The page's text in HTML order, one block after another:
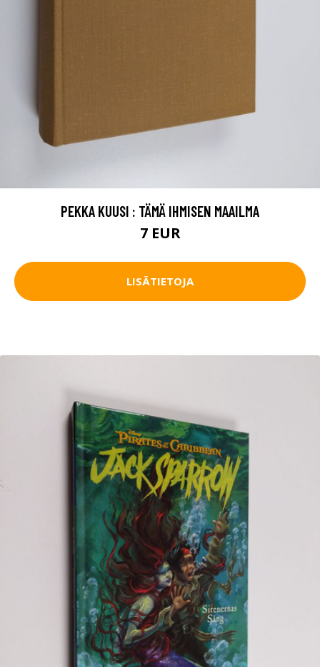
PEKKA KUUSI : TÄMÄ IHMISEN MAAILMA
7 EUR
LISÄTIETOJA